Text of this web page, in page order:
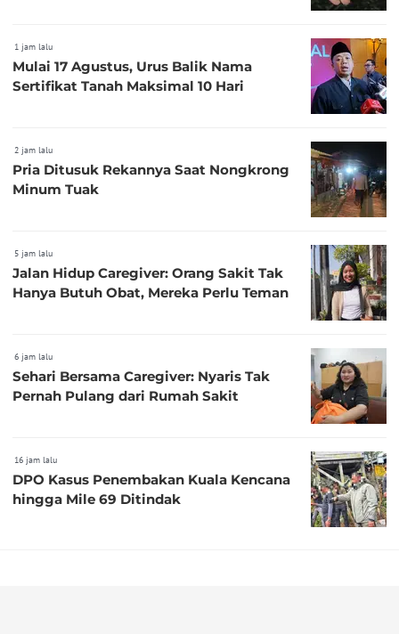
1 jam lalu
Mulai 17 Agustus, Urus Balik Nama
Sertifikat Tanah Maksimal 10 Hari
2 jam lalu
Pria Ditusuk Rekannya Saat Nongkrong
Minum Tuak
5 jam lalu
Jalan Hidup Caregiver: Orang Sakit Tak
Hanya Butuh Obat, Mereka Perlu Teman
6 jam lalu
Sehari Bersama Caregiver: Nyaris Tak
Pernah Pulang dari Rumah Sakit
16 jam lalu
DPO Kasus Penembakan Kuala Kencana
hingga Mile 69 Ditindak